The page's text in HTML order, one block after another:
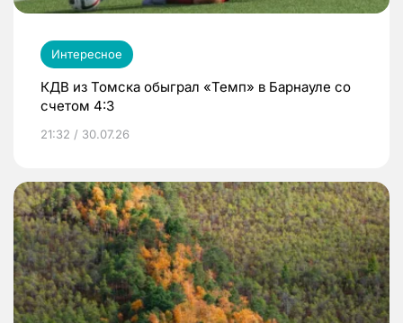
Интересное
КДВ из Томска обыграл «Темп» в Барнауле со
счетом 4:3
21:32 / 30.07.26